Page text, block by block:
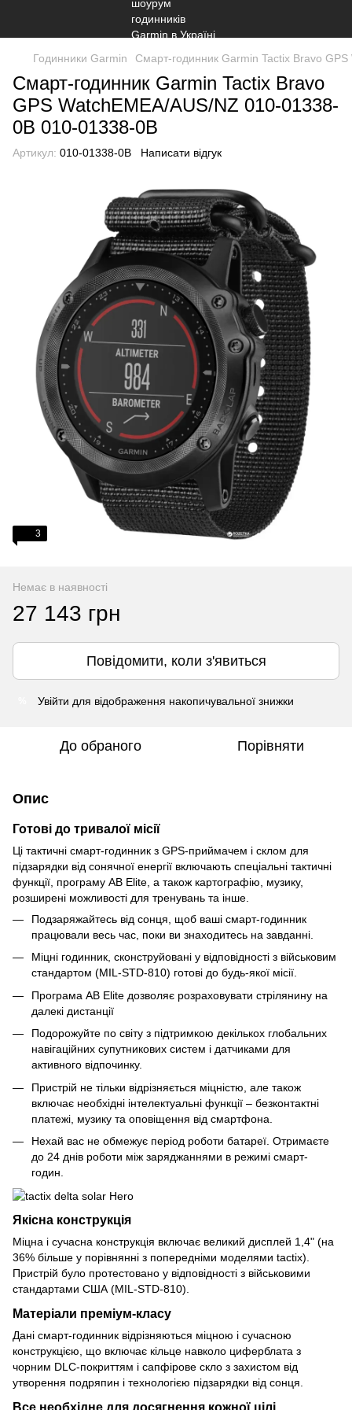
Годинники Garmin Смарт-годинник Garmin Tactix Bravo
Смарт-годинник Garmin Tactix Bravo
GPS WatchEMEA/AUS/NZ 010-01338-
0B 010-01338-0B
Артикул: 010-01338-0B Написати відгук
3
Немає в наявності
27 143 грн
Повідомити, коли з'явиться
Увійти для відображення накопичувальної знижки
До обраного Порівняти
Опис
Готові до тривалої місії
Ці тактичні смарт-годинник з GPS-приймачем і склом для
підзарядки від сонячної енергії включають спеціальні тактичні
функції, програму AB Elite, а також картографію, музику,
розширені можливості для тренувань та інше.
Подзаряжайтесь від сонця, щоб ваші смарт-годинник
працювали весь час, поки ви знаходитесь на завданні.
Міцні годинник, сконструйовані у відповідності з військовим
стандартом (MIL-STD-810) готові до будь-якої місії.
Програма AB Elite дозволяє розраховувати стрілянину на
далекі дистанції
Подорожуйте по світу з підтримкою декількох глобальних
навігаційних супутникових систем і датчиками для
активного відпочинку.
Пристрій не тільки відрізняється міцністю, але також
включає необхідні інтелектуальні функції – безконтактні
платежі, музику та оповіщення від смартфона.
Нехай вас не обмежує період роботи батареї. Отримаєте
до 24 днів роботи між заряджаннями в режимі смарт-
годин.
Якісна конструкція
Міцна і сучасна конструкція включає великий дисплей 1,4" (на
36% більше у порівнянні з попередніми моделями tactix).
Пристрій було протестовано у відповідності з військовими
стандартами США (MIL-STD-810).
Матеріали преміум-класу
Дані смарт-годинник відрізняються міцною і сучасною
конструкцією, що включає кільце навколо циферблата з
чорним DLC-покриттям і сапфірове скло з захистом від
утворення подряпин і технологією підзарядки від сонця.
Все необхідне для досягнення кожної цілі